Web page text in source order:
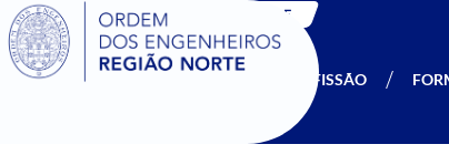
SIGOE
A OERN PROFISSÃO